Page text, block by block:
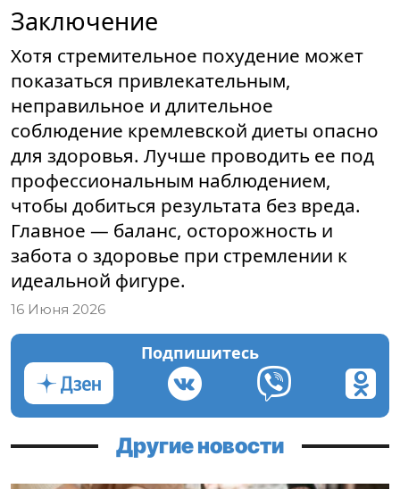
Заключение
Хотя стремительное похудение может
показаться привлекательным,
неправильное и длительное
соблюдение кремлевской диеты опасно
для здоровья. Лучше проводить ее под
профессиональным наблюдением,
чтобы добиться результата без вреда.
Главное — баланс, осторожность и
забота о здоровье при стремлении к
идеальной фигуре.
16 Июня 2026
Подпишитесь
Другие новости